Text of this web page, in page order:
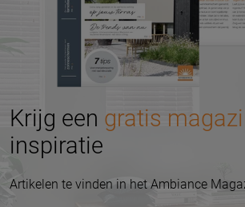
Krijg een gratis
inspiratie
Artikelen te vinden in het Ambiance